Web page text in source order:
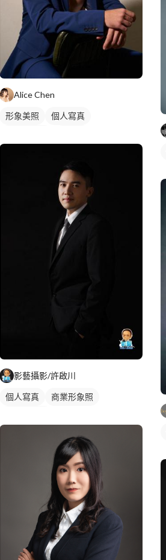
Alice Chen
形象美照
個人寫真
影藝攝影/許啟川
個人寫真
商業形象照